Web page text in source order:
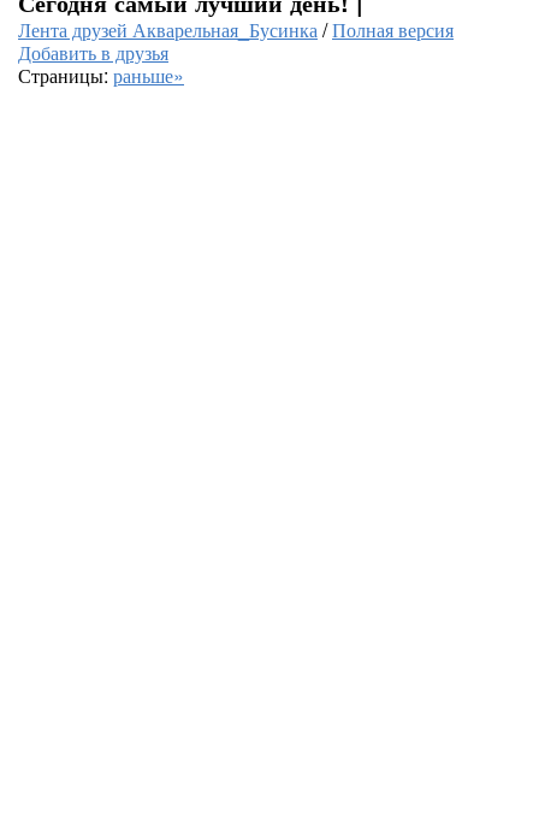
Лента друзей Акварельная_Бусинка/Полная версия
Добавить в друзья
Страницы: раньше»